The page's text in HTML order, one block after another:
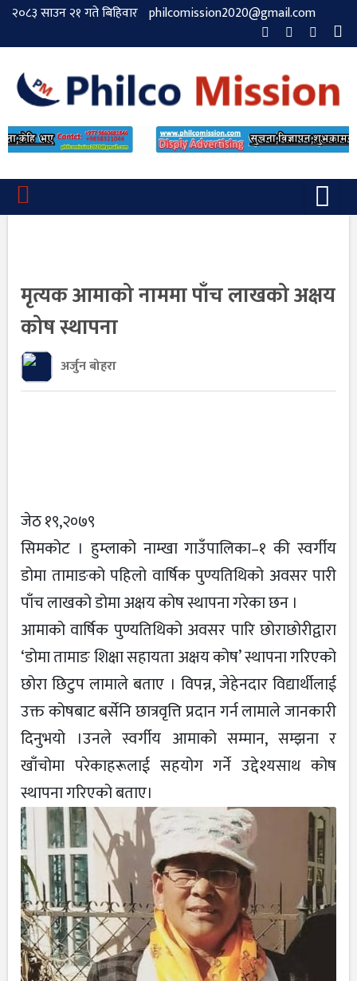
२०८३ साउन २१ गते बिहिवार philcomission2020@gmail.com
मृत्यक आमाको नाममा पाँच लाखको अक्षय
कोष स्थापना
अर्जुन बोहरा
जेठ १९,२०७९
सिमकोट । हुम्लाको नाम्खा गाउँपालिका–१ की स्वर्गीय
डोमा तामाङको पहिलो वार्षिक पुण्यतिथिको अवसर पारी
पाँच लाखको डोमा अक्षय कोष स्थापना गरेका छन ।
आमाको वार्षिक पुण्यतिथिको अवसर पारि छोराछोरीद्वारा
‘डोमा तामाङ शिक्षा सहायता अक्षय कोष’ स्थापना गरिएको
छोरा छिटुप लामाले बताए । विपन्न, जेहेनदार विद्यार्थीलाई
उक्त कोषबाट बर्सेनि छात्रवृत्ति प्रदान गर्न लामाले जानकारी
दिनुभयो ।उनले स्वर्गीय आमाको सम्मान, सम्झना र
खाँचोमा परेकाहरूलाई सहयोग गर्ने उद्देश्यसाथ कोष
स्थापना गरिएको बताए।